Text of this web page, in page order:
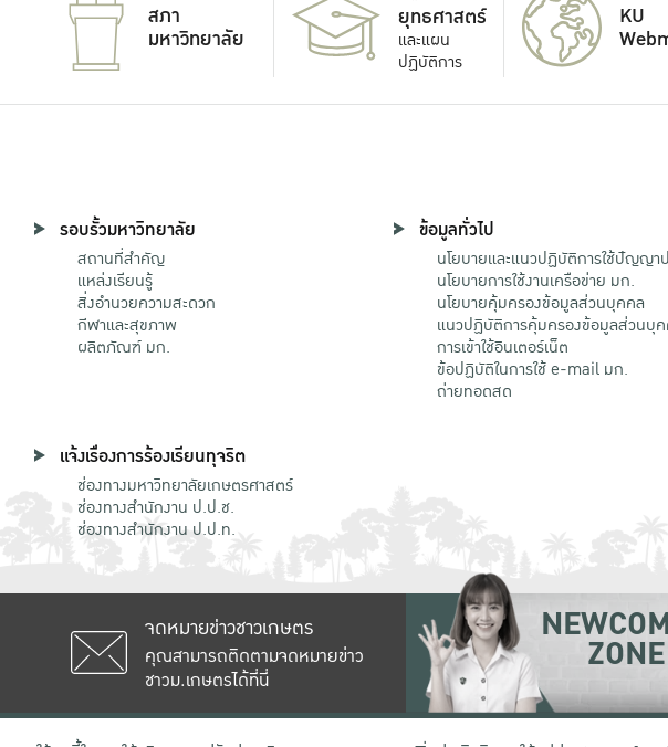
สภา
มหาวิทยาลัย
ยุทธศาสตร์
และแผน
ปฏิบัติการ
KU
รอบรั้วมหาวิทยาลัย
สถานที่สำคัญ
แหล่งเรียนรู้
สิ่งอำนวยความสะดวก
กีฬาและสุขภาพ
ผลิตภัณฑ์ มก.
ข้อมูลทั่วไป
นโยบายและแนวปฏิบัติการใช้ปัญญา
นโยบายการใช้งานเครือข่าย มก.
นโยบายคุ้มครองข้อมูลส่วนบุคคล
แนวปฏิบัติการคุ้มครองข้อมูลส่วนบุ
การเข้าใช้อินเตอร์เน็ต
ข้อปฏิบัติในการใช้ e-mail มก.
ถ่ายทอดสด
แจ้งเรื่องการร้องเรียนทุจริต
ช่องทางมหาวิทยาลัยเกษตรศาสตร์
ช่องทางสำนักงาน ป.ป.ช.
ช่องทางสำนักงาน ป.ป.ท.
จดหมายข่าวชาวเกษตร
คุณสามารถติดตามจดหมายข่าว
ชาวม.เกษตรได้ที่นี่
ZONE